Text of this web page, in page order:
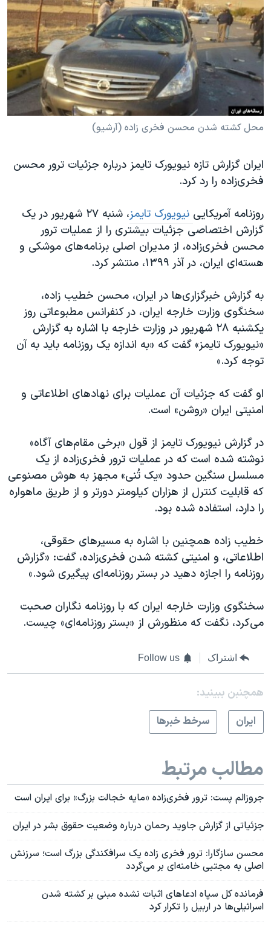
فرهنگ و زندگی
حقوق شهروندی
علم و فناوری
اسرائیل در جنگ
مستندها
انتخابات ریاست جمهوری آمریکا ۲۰۲۴
حمله جمهوری اسلامی به اسرائیل
رمز مهسا
ورزش زنان در ایران
اعتراضات زن، زندگی، آزادی
تریبونال مردمی آبان ۹۸
دادگاه حمید نوری
چهل سال گروگان‌گیری
قانون شفافیت دارائی کادر رهبری ایران
اعتراضات مردمی آبان ۹۸
نرگس محمدی برنده جایزه نوبل صلح
همایش محافظه‌کاران آمریکا «سی‌پک»
صفحه‌های ویژه
سفر پرزیدنت ترامپ به چین
دنبال کنید
زبانهای مختلف
محل کشته شدن محسن فخری زاده (آرشیو)
ایران گزارش تازه نیویورک تایمز درباره جزئيات ترور محسن
فخری‌زاده را رد کرد.
روزنامه آمریکایی نیویورک تایمز
، شنبه ۲٧ شهریور در یک
گزارش اختصاصی جزئیات بیشتری را از عملیات ترور
محسن فخری‌زاده، از مدیران اصلی برنامه‌های موشکی و
هسته‌ای ایران، در آذر ۱۳۹۹، منتشر کرد.
به گزارش خبرگزاری‌ها در ایران، محسن خطیب زاده،
سخنگوی وزارت خارجه ایران، در کنفرانس مطبوعاتی روز
یکشنبه ۲۸ شهریور در وزارت خارجه با اشاره به گزارش
«نیویورک تایمز» گفت که «به اندازه یک روزنامه باید به آن
توجه کرد.»
او گفت که جزئیات آن عملیات برای نهادهای اطلاعاتی و
امنیتی ایران «روشن» است.
در گزارش نیویورک تایمز از قول «برخی مقام‌های آگاه»
نوشته شده است که در عملیات ترور فخری‌زاده از یک
مسلسل سنگین حدود «یک تُنی» مجهز به هوش مصنوعی
که قابلیت کنترل از هزاران کیلومتر دورتر و از طریق ماهواره
را دارد، استفاده شده بود.
خطیب زاده همچنین با اشاره به مسیرهای حقوقی،
اطلاعاتی، و امنیتی کشته شدن فخری‌زاده، گفت: «گزارش
روزنامه را اجازه دهید در بستر روزنامه‌ای پیگیری شود.»
سخنگوی وزارت خارجه ایران که با روزنامه نگاران صحبت
می‌کرد، نگفت که منظورش از «بستر روزنامه‌ای» چیست.
اشتراک Follow us
همچنبن ببینید:
ايران
سرخط خبرها
مطالب مرتبط
جروزالم پست: ترور فخری‌زاده «مایه خجالت بزرگ» برای ایران است
جزئیاتی از گزارش جاوید رحمان درباره وضعیت حقوق بشر در ایران
محسن سازگارا: ترور فخری زاده یک سرافکندگی بزرگ است؛ سرزنش
اصلی به مجتبی خامنه‌ای بر می‌گردد
فرمانده کل سپاه ادعاهای اثبات نشده مبنی بر کشته شدن
اسرائیلی‌ها در اربیل را تکرار کرد